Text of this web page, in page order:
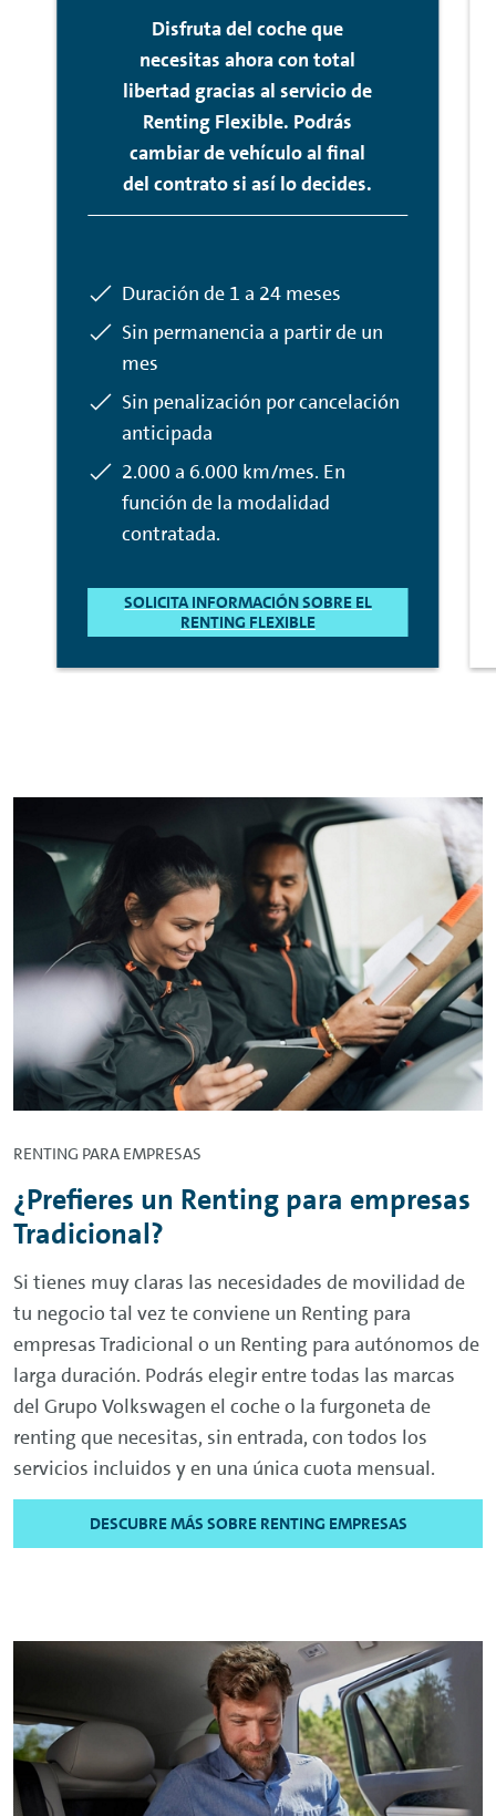
Disfruta del coche que
necesitas ahora con total
libertad gracias al servicio de
Renting Flexible. Podrás
cambiar de vehículo al final
del contrato si así lo decides.
Incluido:
Duración de 1 a 24 meses
Incluido:
Sin permanencia a partir de un
mes
Incluido:
Sin penalización por cancelación
anticipada
Incluido:
2.000 a 6.000 km/mes. En
función de la modalidad
contratada.
SOLICITA INFORMACIÓN SOBRE EL
RENTING FLEXIBLE
RENTING PARA EMPRESAS
¿Prefieres un Renting para empresas
Tradicional?
Si tienes muy claras las necesidades de movilidad de
tu negocio tal vez te conviene un Renting para
empresas Tradicional o un Renting para autónomos de
larga duración. Podrás elegir entre todas las marcas
del Grupo Volkswagen el coche o la furgoneta de
renting que necesitas, sin entrada, con todos los
servicios incluidos y en una única cuota mensual.
DESCUBRE MÁS SOBRE RENTING EMPRESAS